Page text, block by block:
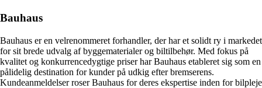
Bauhaus
Bauhaus er en velrenommeret forhandler, der har et solidt ry i markedet
for sit brede udvalg af byggematerialer og biltilbehør. Med fokus på
kvalitet og konkurrencedygtige priser har Bauhaus etableret sig som en
pålidelig destination for kunder på udkig efter bremserens.
Kundeanmeldelser roser Bauhaus for deres ekspertise inden for bilpleje